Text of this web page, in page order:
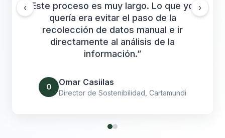
Este proceso es muy largo. Lo que yo
quería era evitar el paso de la
recolección de datos manual e ir
directamente al análisis de la
información.”
O Omar Casiilas
Director de Sostenibilidad, Cartamundi
‹ ›